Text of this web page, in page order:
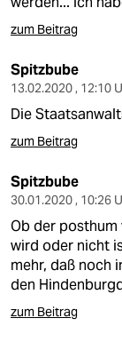
zum Beitrag
Spitzbube
13.02.2020 , 12:10
Die
zum Beitrag
Spitzbube
30.01.2020 , 10:26
Ob der
wird oder nicht
mehr, daß noch
den
zum Beitrag